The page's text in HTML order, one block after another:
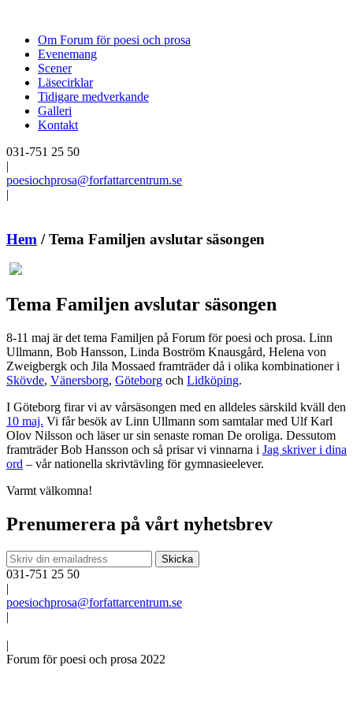
Om Forum för poesi och prosa
Evenemang
Scener
Läsecirklar
Tidigare medverkande
Galleri
Kontakt
031-751 25 50
|
poesiochprosa@forfattarcentrum.se
|
Hem /Tema Familjen avslutar säsongen
Tema Familjen avslutar säsongen
8-11 maj är det tema Familjen på Forum för poesi och prosa. Linn
Ullmann, Bob Hansson, Linda Boström Knausgård, Helena von
Zweigbergk och Jila Mossaed framträder då i olika kombinationer i
Skövde, Vänersborg, Göteborg och Lidköping.
I Göteborg firar vi av vårsäsongen med en alldeles särskild kväll den
10 maj. Vi får besök av Linn Ullmann som samtalar med Ulf Karl
Olov Nilsson och läser ur sin senaste roman De oroliga. Dessutom
framträder Bob Hansson och så prisar vi vinnarna i Jag skriver i dina
ord – vår nationella skrivtävling för gymnasieelever.
Varmt välkomna!
Prenumerera på vårt nyhetsbrev
031-751 25 50
|
poesiochprosa@forfattarcentrum.se
|
|
Forum för poesi och prosa 2022